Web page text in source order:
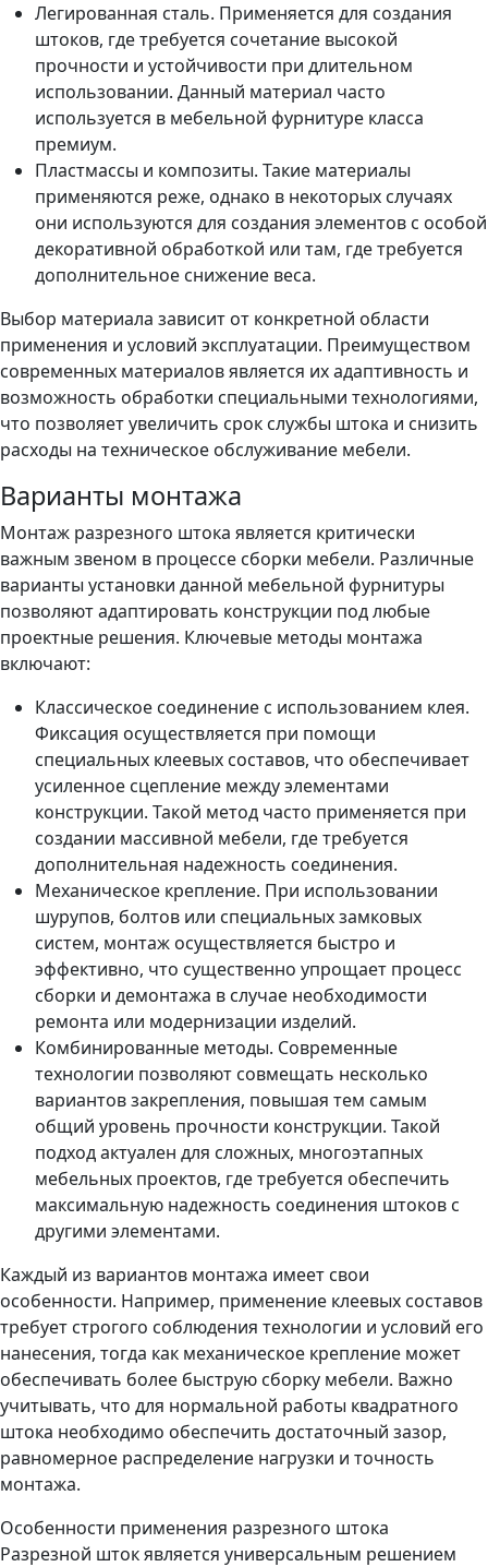
Легированная сталь. Применяется для создания
штоков, где требуется сочетание высокой
прочности и устойчивости при длительном
использовании. Данный материал часто
используется в мебельной фурнитуре класса
премиум.
Пластмассы и композиты. Такие материалы
применяются реже, однако в некоторых случаях
они используются для создания элементов с особой
декоративной обработкой или там, где требуется
дополнительное снижение веса.
Выбор материала зависит от конкретной области
применения и условий эксплуатации. Преимуществом
современных материалов является их адаптивность и
возможность обработки специальными технологиями,
что позволяет увеличить срок службы штока и снизить
расходы на техническое обслуживание мебели.
Варианты монтажа
Монтаж разрезного штока является критически
важным звеном в процессе сборки мебели. Различные
варианты установки данной мебельной фурнитуры
позволяют адаптировать конструкции под любые
проектные решения. Ключевые методы монтажа
включают:
Классическое соединение с использованием клея.
Фиксация осуществляется при помощи
специальных клеевых составов, что обеспечивает
усиленное сцепление между элементами
конструкции. Такой метод часто применяется при
создании массивной мебели, где требуется
дополнительная надежность соединения.
Механическое крепление. При использовании
шурупов, болтов или специальных замковых
систем, монтаж осуществляется быстро и
эффективно, что существенно упрощает процесс
сборки и демонтажа в случае необходимости
ремонта или модернизации изделий.
Комбинированные методы. Современные
технологии позволяют совмещать несколько
вариантов закрепления, повышая тем самым
общий уровень прочности конструкции. Такой
подход актуален для сложных, многоэтапных
мебельных проектов, где требуется обеспечить
максимальную надежность соединения штоков с
другими элементами.
Каждый из вариантов монтажа имеет свои
особенности. Например, применение клеевых составов
требует строгого соблюдения технологии и условий его
нанесения, тогда как механическое крепление может
обеспечивать более быструю сборку мебели. Важно
учитывать, что для нормальной работы квадратного
штока необходимо обеспечить достаточный зазор,
равномерное распределение нагрузки и точность
монтажа.
Особенности применения разрезного штока
Разрезной шток является универсальным решением